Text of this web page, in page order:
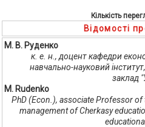
Кількість
Відомості
М. В. Руденко
к. е. н., доцент кафедри
навчально-науковий
заклад
M. Rudenko
PhD (Econ.), associate Professor
management of Cherkasy